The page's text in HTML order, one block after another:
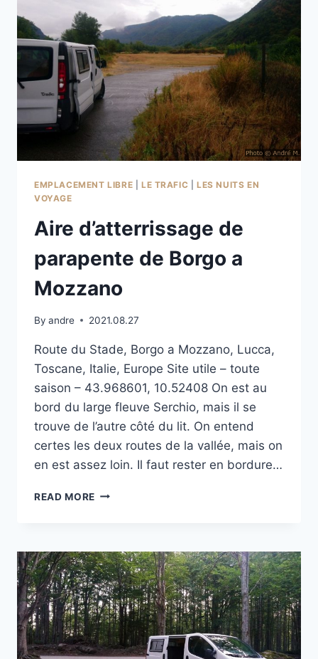
EMPLACEMENT LIBRE LE TRAFIC |LES NUITS EN
VOYAGE
Aire d’atterrissage de
parapente de Borgo a
Mozzano
By andre 2021.08.27
Route du Stade, Borgo a Mozzano, Lucca,
Toscane, Italie, Europe Site utile – toute
saison – 43.968601, 10.52408 On est au
bord du large fleuve Serchio, mais il se
trouve de l’autre côté du lit. On entend
certes les deux routes de la vallée, mais on
en est assez loin. Il faut rester en bordure…
READ MORE AIRE
DE
BORGO
A
MOZZANO